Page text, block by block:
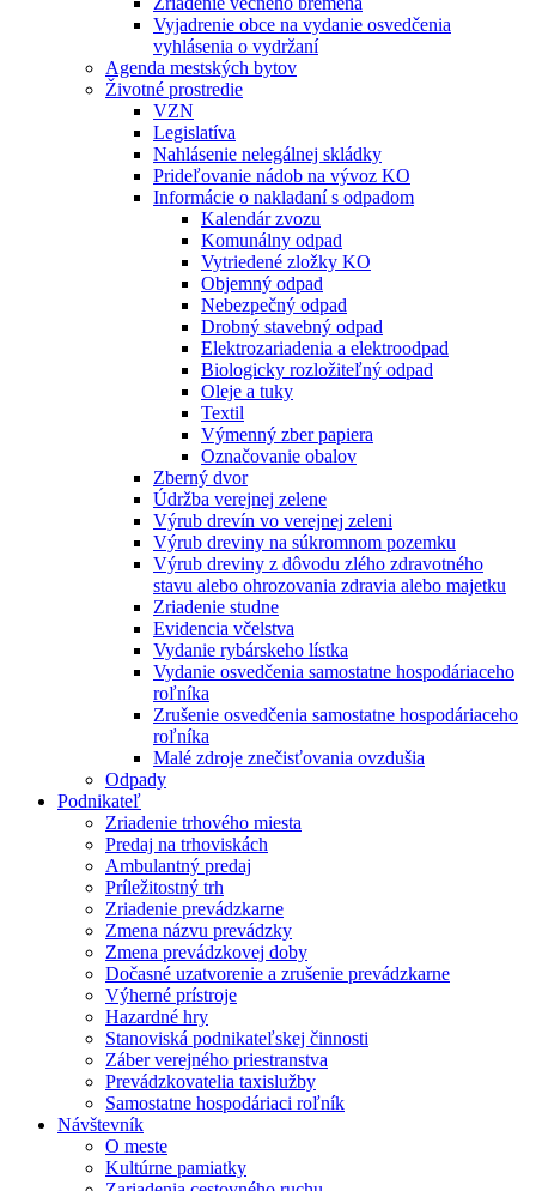
Vyjadrenie obce na vydanie osvedčenia
vyhlásenia o vydržaní
Agenda mestských bytov
Životné prostredie
VZN
Legislatíva
Nahlásenie nelegálnej skládky
Prideľovanie nádob na vývoz KO
Informácie o nakladaní s odpadom
Kalendár zvozu
Komunálny odpad
Vytriedené zložky KO
Objemný odpad
Nebezpečný odpad
Drobný stavebný odpad
Elektrozariadenia a elektroodpad
Biologicky rozložiteľný odpad
Oleje a tuky
Textil
Výmenný zber papiera
Označovanie obalov
Zberný dvor
Údržba verejnej zelene
Výrub drevín vo verejnej zeleni
Výrub dreviny na súkromnom pozemku
Výrub dreviny z dôvodu zlého zdravotného
stavu alebo ohrozovania zdravia alebo majetku
Zriadenie studne
Evidencia včelstva
Vydanie rybárskeho lístka
Vydanie osvedčenia samostatne hospodáriaceho
roľníka
Zrušenie osvedčenia samostatne hospodáriaceho
roľníka
Malé zdroje znečisťovania ovzdušia
Odpady
Podnikateľ
Zriadenie trhového miesta
Predaj na trhoviskách
Ambulantný predaj
Príležitostný trh
Zriadenie prevádzkarne
Zmena názvu prevádzky
Zmena prevádzkovej doby
Dočasné uzatvorenie a zrušenie prevádzkarne
Výherné prístroje
Hazardné hry
Stanoviská podnikateľskej činnosti
Záber verejného priestranstva
Prevádzkovatelia taxislužby
Samostatne hospodáriaci roľník
Návštevník
O meste
Kultúrne pamiatky